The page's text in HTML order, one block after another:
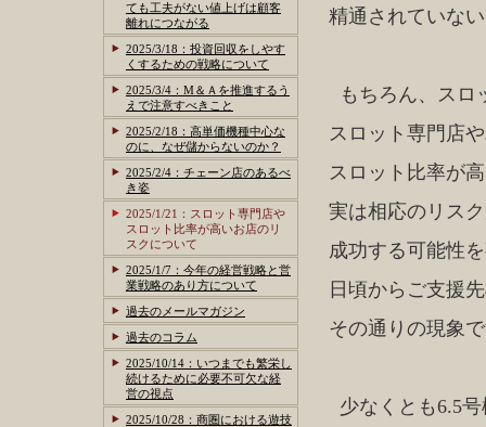
精通されていな
もちろん、スロ
スロット専門店
スロット比率が
実は相応のリス
成功する可能性
日頃からご支援
その通りの現象
少なくとも6.5
ても工夫がない値上げは顧客
離れにつながる
2025/3/18：投資回収をしやす
くするための戦略について
2025/3/4：M＆Ａを推進するう
えで注意すべきこと
2025/2/18：高単価機種中心な
のに、なぜ儲からないのか？
2025/2/4：チェーン店のあるべ
き姿
2025/1/21：スロット専門店や
スロット比率が高いお店のリ
スクについて
2025/1/7：今年の経営戦略と営
業戦略のあり方について
過去のメールマガジン
過去のコラム
2025/10/14：いつまでも繁栄し
続けるために必要不可欠な経
営の視点
2025/10/28：商圏における遊技